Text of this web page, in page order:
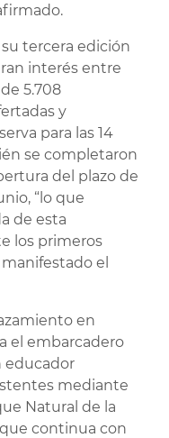
tercera edición
interés entre
5.708
y
para las 14
se completaron
del plazo de
“lo que
de esta
los primeros
el
en
el embarcadero
educador
mediante
Natural de la
continua con